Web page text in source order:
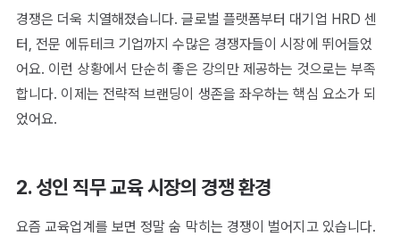
경쟁은 더욱 치열해졌습니다. 글로벌 플랫폼부터 대기업 HRD 센
터, 전문 에듀테크 기업까지 수많은 경쟁자들이 시장에 뛰어들었
어요. 이런 상황에서 단순히 좋은 강의만 제공하는 것으로는 부족
합니다. 이제는 전략적 브랜딩이 생존을 좌우하는 핵심 요소가 되
었어요.
2. 성인 직무 교육 시장의 경쟁 환경
요즘 교육업계를 보면 정말 숨 막히는 경쟁이 벌어지고 있습니다.